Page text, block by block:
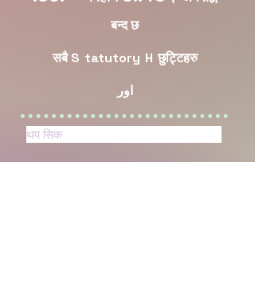
बन्द छ
सबै S tatutory H छुट्टिहरु
اور
थप सिक